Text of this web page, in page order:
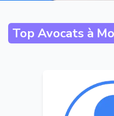
Top Avocats à